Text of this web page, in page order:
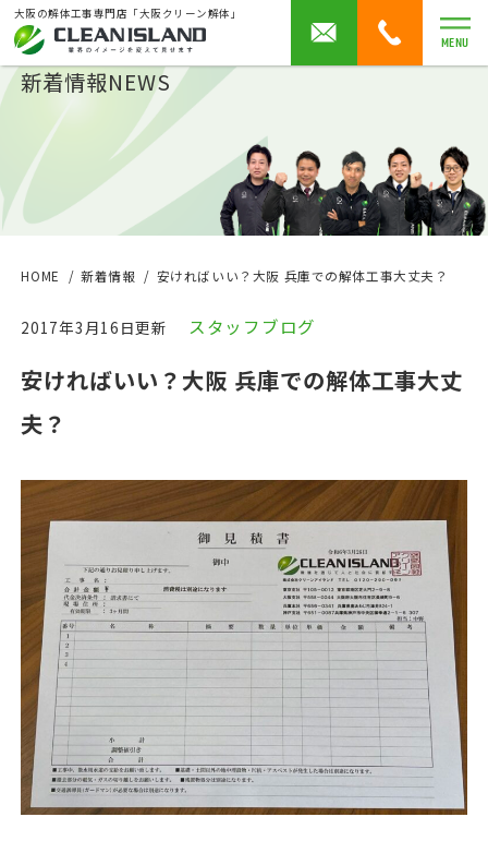
大阪の解体工事専門店「大阪クリーン解体」
MENU
新着情報NEWS
HOME 新着情報 安ければいい？大阪 兵庫での解体工事大丈夫？
2017年3月16日更新 スタッフブログ
安ければいい？大阪 兵庫での解体工事大丈
夫？